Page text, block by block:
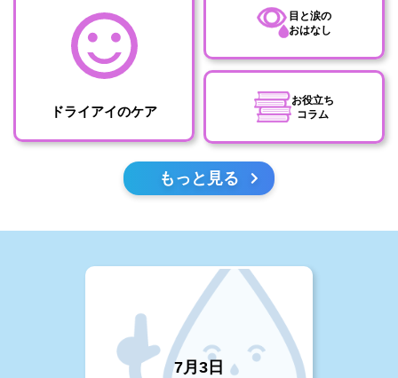
ドライアイのケア
目と涙の
おはなし
お役立ち
コラム
もっと見る
7月3日